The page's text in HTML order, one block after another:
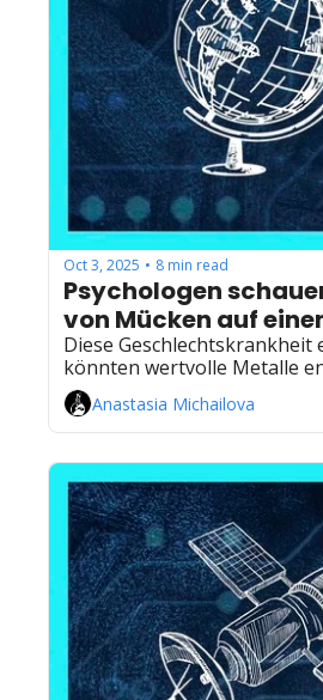
Oct 3, 2025 • 8 min read
Psychologen
von Mücken auf
Diese
könnten wertvolle Metalle
Anastasia Michailova